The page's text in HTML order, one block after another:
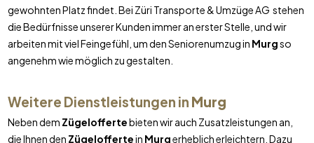
gewohnten Platz findet. Bei Züri Transporte & Umzüge AG stehen
die Bedürfnisse unserer Kunden immer an erster Stelle, und wir
arbeiten mit viel Feingefühl, um den Seniorenumzug in Murgso
angenehm wie möglich zu gestalten.
Weitere Dienstleistungen in Murg
Neben dem Zügeloffertebieten wir auch Zusatzleistungen an,
die Ihnen den Zügeloffertein Murgerheblich erleichtern. Dazu